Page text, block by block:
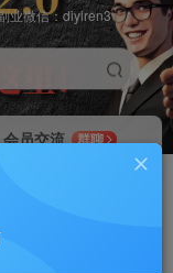
业微信：diyiren3
会员交流
群聊